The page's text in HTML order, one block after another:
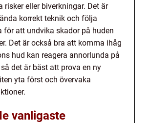
risker eller biverkningar. Det är
korrekt teknik och följa
för att undvika skador på huden
Det är också bra att komma ihåg
hud kan reagera annorlunda på
det är bäst att prova en ny
yta först och övervaka
vanligaste